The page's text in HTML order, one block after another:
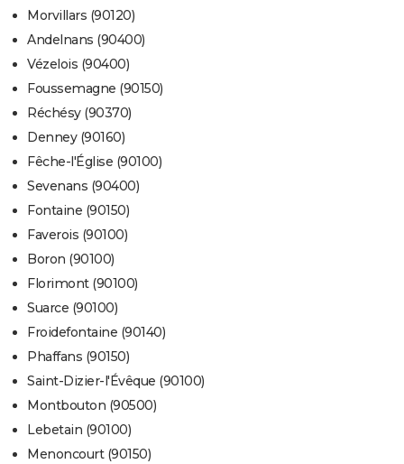
Morvillars (90120)
Andelnans (90400)
Vézelois (90400)
Foussemagne (90150)
Réchésy (90370)
Denney (90160)
Fêche-l'Église (90100)
Sevenans (90400)
Fontaine (90150)
Faverois (90100)
Boron (90100)
Florimont (90100)
Suarce (90100)
Froidefontaine (90140)
Phaffans (90150)
Saint-Dizier-l'Évêque (90100)
Montbouton (90500)
Lebetain (90100)
Menoncourt (90150)